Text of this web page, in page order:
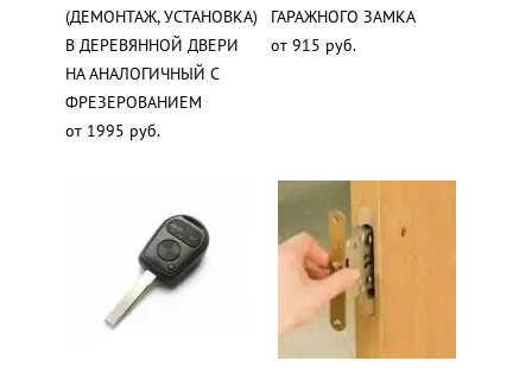
(ДЕМОНТАЖ, УСТАНОВКА)
В ДЕРЕВЯННОЙ ДВЕРИ
НА АНАЛОГИЧНЫЙ С
ФРЕЗЕРОВАНИЕМ
от 1995 руб.
ГАРАЖНОГО ЗАМКА
от 915 руб.